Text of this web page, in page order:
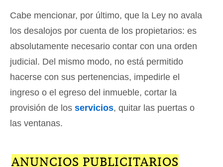
Cabe mencionar, por último, que la Ley no avala
los desalojos por cuenta de los propietarios: es
absolutamente necesario contar con una orden
judicial. Del mismo modo, no está permitido
hacerse con sus pertenencias, impedirle el
ingreso o el egreso del inmueble, cortar la
provisión de los servicios, quitar las puertas o
las ventanas.
ANUNCIOS PUBLICITARIOS